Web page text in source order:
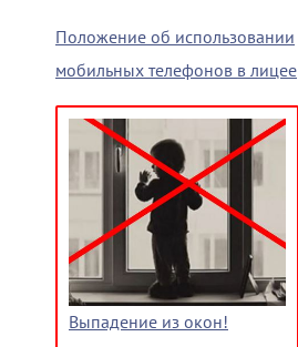
Положение об использовании
мобильных телефонов в лицее
Выпадение из окон!